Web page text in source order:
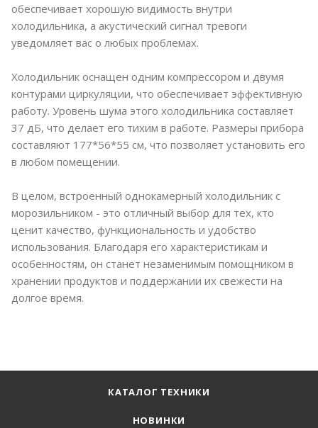
обеспечивает хорошую видимость внутри
холодильника, а акустический сигнал тревоги
уведомляет вас о любых проблемах.
Холодильник оснащен одним компрессором и двумя
контурами циркуляции, что обеспечивает эффективную
работу. Уровень шума этого холодильника составляет
37 дБ, что делает его тихим в работе. Размеры прибора
составляют 177*56*55 см, что позволяет установить его
в любом помещении.
В целом, встроенный однокамерный холодильник с
морозильником - это отличный выбор для тех, кто
ценит качество, функциональность и удобство
использования. Благодаря его характеристикам и
особенностям, он станет незаменимым помощником в
хранении продуктов и поддержании их свежести на
долгое время.
КАТАЛОГ ТЕХНИКИ
НОВИНКИ